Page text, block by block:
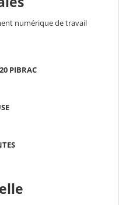
numérique de travail
PIBRAC